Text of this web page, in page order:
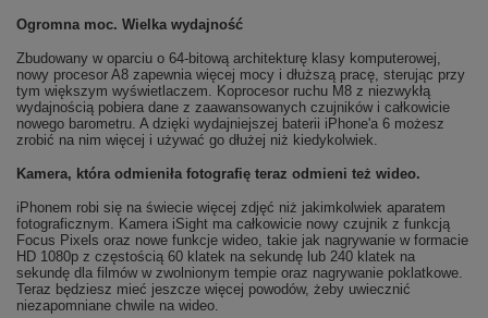
Ogromna moc. Wielka wydajność
Zbudowany w oparciu o 64-bitową architekturę klasy komputerowej,
nowy procesor A8 zapewnia więcej mocy i dłuższą pracę, sterując przy
tym większym wyświetlaczem. Koprocesor ruchu M8 z niezwykłą
wydajnością pobiera dane z zaawansowanych czujników i całkowicie
nowego barometru. A dzięki wydajniejszej baterii iPhone'a 6 możesz
zrobić na nim więcej i używać go dłużej niż kiedykolwiek.
Kamera, która odmieniła fotografię teraz odmieni też wideo.
iPhonem robi się na świecie więcej zdjęć niż jakimkolwiek aparatem
fotograficznym. Kamera iSight ma całkowicie nowy czujnik z funkcją
Focus Pixels oraz nowe funkcje wideo, takie jak nagrywanie w formacie
HD 1080p z częstością 60 klatek na sekundę lub 240 klatek na
sekundę dla filmów w zwolnionym tempie oraz nagrywanie poklatkowe.
Teraz będziesz mieć jeszcze więcej powodów, żeby uwiecznić
niezapomniane chwile na wideo.